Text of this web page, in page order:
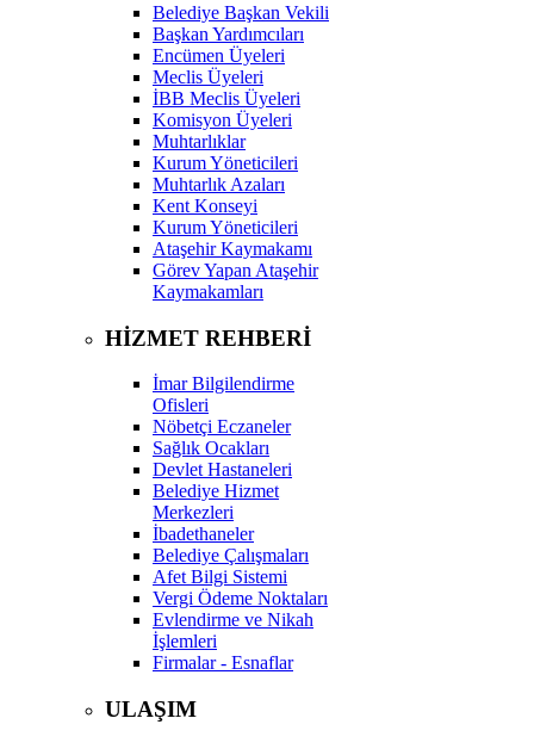
Belediye Başkan Vekili
Başkan Yardımcıları
Encümen Üyeleri
Meclis Üyeleri
İBB Meclis Üyeleri
Komisyon Üyeleri
Muhtarlıklar
Kurum Yöneticileri
Muhtarlık Azaları
Kent Konseyi
Kurum Yöneticileri
Ataşehir Kaymakamı
Görev Yapan Ataşehir
Kaymakamları
HİZMET REHBERİ
İmar Bilgilendirme
Ofisleri
Nöbetçi Eczaneler
Sağlık Ocakları
Devlet Hastaneleri
Belediye Hizmet
Merkezleri
İbadethaneler
Belediye Çalışmaları
Afet Bilgi Sistemi
Vergi Ödeme Noktaları
Evlendirme ve Nikah
İşlemleri
Firmalar - Esnaflar
ULAŞIM